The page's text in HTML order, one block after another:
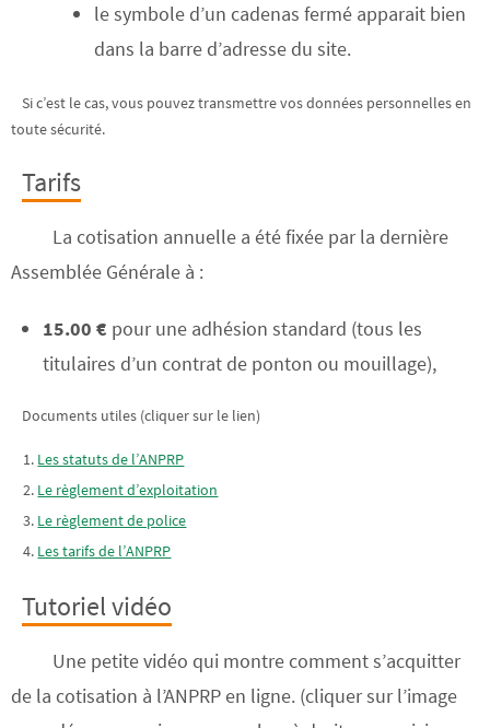
le symbole d’un cadenas fermé apparait bien
dans la barre d’adresse du site.
Si c’est le cas, vous pouvez transmettre vos données personnelles en
toute sécurité.
Tarifs
La cotisation annuelle a été fixée par la dernière
Assemblée Générale à :
15.00 € pour une adhésion standard (tous les
titulaires d’un contrat de ponton ou mouillage),
Documents utiles (cliquer sur le lien)
Les statuts de l’ANPRP
Le règlement d’exploitation
Le règlement de police
Les tarifs de l’ANPRP
Tutoriel vidéo
Une petite vidéo qui montre comment s’acquitter
de la cotisation à l’ANPRP en ligne. (cliquer sur l’image